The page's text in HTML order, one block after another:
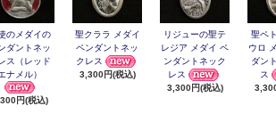
のメダイの
ダントネッ
ス（レッド
ナメル）
円(税込)
聖クララ メダイ
ペンダントネッ
クレス
3,300円(税込)
リジューの聖テ
レジア メダイ ペ
ンダントネック
レス
3,300円(税込)
聖ペ
ウロ
ダン
ス